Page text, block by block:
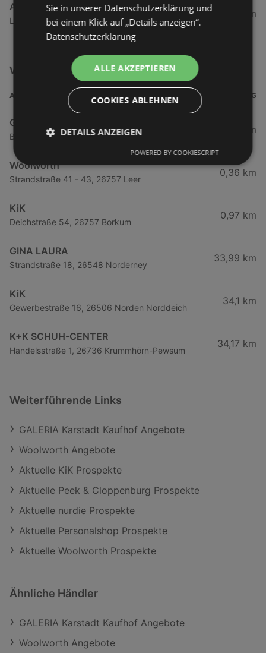
ABC SCHUH-CENTER
Lindenallee 11 - 17, 49624 Löningen
119,59 km
Weitere Mode & Lifestyle Filialen in der Nähe
ADRESSE ENTFERNUNG
GERRY WEBER
Bismarckstraße 10, 26757 Borkum
0,32 km
Woolworth
Strandstraße 41 - 43, 26757 Leer
0,36 km
KiK
Deichstraße 54, 26757 Borkum
0,97 km
GINA LAURA
Strandstraße 18, 26548 Norderney
33,99 km
KiK
Gewerbestraße 16, 26506 Norden Norddeich
34,1 km
K+K SCHUH-CENTER
Handelsstraße 1, 26736 Krummhörn-Pewsum
34,17 km
Weiterführende Links
GALERIA Karstadt Kaufhof Angebote
Woolworth Angebote
Aktuelle KiK Prospekte
Aktuelle Peek & Cloppenburg Prospekte
Aktuelle nurdie Prospekte
Aktuelle Personalshop Prospekte
Aktuelle Woolworth Prospekte
Ähnliche Händler
GALERIA Karstadt Kaufhof Angebote
Woolworth Angebote
Sie in unserer Datenschutzerklärung und
bei einem Klick auf „Details anzeigen“.
Datenschutzerklärung
ALLE AKZEPTIEREN
COOKIES ABLEHNEN
DETAILS ANZEIGEN
POWERED BY COOKIESCRIPT